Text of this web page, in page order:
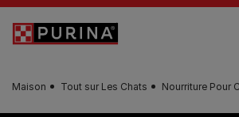
Skip to main content
Maison Tout sur Les Chats Nourriture Pour